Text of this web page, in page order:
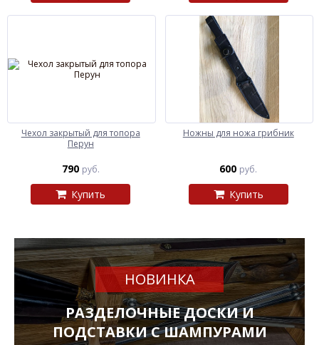
Чехол закрытый для топора
Перун
790 руб.
Купить
Ножны для ножа грибник
600 руб.
Купить
НОВИНКА
РАЗДЕЛОЧНЫЕ ДОСКИ И
ПОДСТАВКИ С ШАМПУРАМИ